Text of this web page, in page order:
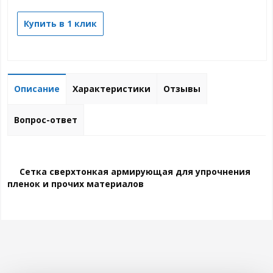
Купить в 1 клик
Описание Характеристики Отзывы
Вопрос-ответ
Сетка сверхтонкая армирующая для упрочнения
пленок и прочих материалов